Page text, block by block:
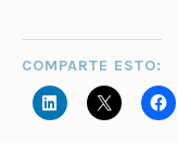
COMPARTE ESTO: